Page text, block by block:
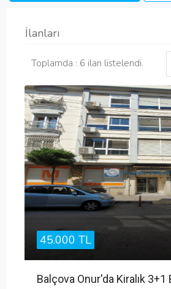
İlanları
Toplamda : 6 ilan listelendi.
45.000 TL
Balçova Onur'da Kiralık 3+1